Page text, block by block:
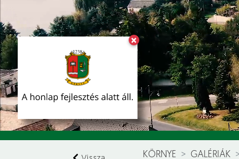
×
KÖRNYE GALÉRIÁK
Hírek [